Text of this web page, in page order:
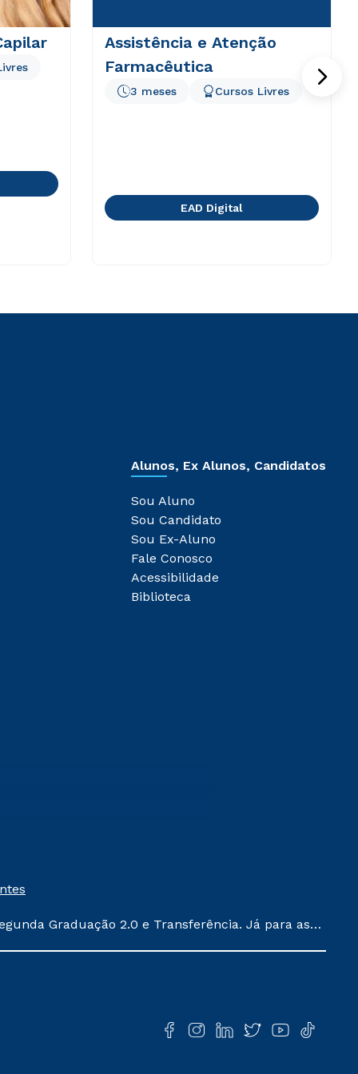
Assistência e Atenção
Farmacêutica
3 meses Cursos Livres
EAD Digital
Alunos, Ex Alunos, Candidatos
Sou Aluno
Sou Candidato
Sou Ex-Aluno
Fale Conosco
Acessibilidade
Biblioteca
Graduação 2.0 e Transferência. Já para as